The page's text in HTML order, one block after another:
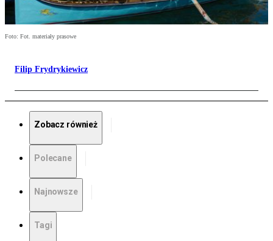
Foto: Fot. materiały prasowe
Filip Frydrykiewicz
Zobacz również
Polecane
Najnowsze
Tagi